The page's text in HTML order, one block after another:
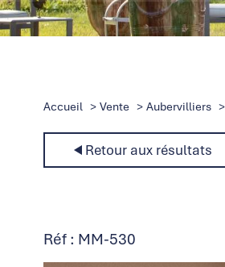
Accueil Vente Aubervilliers
Retour aux résultats
Réf : MM-530